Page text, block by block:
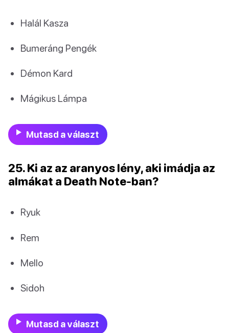
Halál Kasza
Bumeráng Pengék
Démon Kard
Mágikus Lámpa
Mutasd a választ
25. Ki az az aranyos lény, aki imádja az
almákat a Death Note-ban?
Ryuk
Rem
Mello
Sidoh
Mutasd a választ